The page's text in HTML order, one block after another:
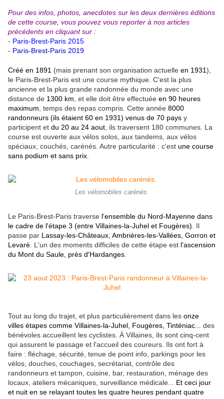
Pour des infos, photos, anecdotes sur les deux dernières éditions
de cette course, vous pouvez vous reporter à nos articles
précédents en cliquant sur :
- Paris-Brest-Paris 2015
- Paris-Brest-Paris 2019
Créé en 1891 (mais prenant son organisation actuelle en 1931),
le Paris-Brest-Paris est une course mythique. C'est la plus
ancienne et la plus grande randonnée du monde avec une
distance de 1300 km , et elle doit être effectuée en 90 heures
maximum , temps des repas compris. Cette année 8000
randonneurs (ils étaient 60 en 1931) venus de 70 pays y
participent et du 20 au 24 aout , ils traversent 180 communes. La
course est ouverte aux vélos solos, aux tandems, aux vélos
spéciaux, couchés, carénés. Autre particularité : c'est une course
sans podium et sans prix
Les vélomobiles carénés.
Le Paris-Brest-Paris traverse l'ensemble du Nord-Mayenne dans
le cadre de l'étape 3 (entre Villaines-la-Juhel et Fougères) . Il
passe par Lassay-les-Châteaux, Ambrières-les-Vallées, Gorron et
Levarè . L'un des moments difficiles de cette étape est l'ascension
du Mont du Saule, près d'Hardanges
Tout au long du trajet, et plus particulièrement dans les onze
villes étapes comme Villaines-la-Juhel, Fougères, Tinténiac...
des
bénévoles accueillent les cyclistes. À Villaines, ils sont cinq-cent
qui assurent le passage et l'accueil des coureurs. Ils ont fort à
faire : fléchage, sécurité, tenue de point info, parkings pour les
vélos, douches, couchages, secrétariat, contrôle des
randonneurs et tampon, cuisine, bar, restauration, ménage des
locaux, ateliers mécaniques, surveillance médicale... Et ceci jour
et nuit en se relayant toutes les quatre heures pendant quatre